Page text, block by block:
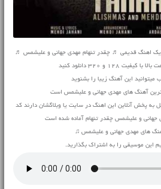
اهنگ قدیمی ♬ چقدر تنهام مهدی جهانی و علیشمس ♬
128 و 320 دانلود کنید
میتوانید این آهنگ زیبا را بشنوید
آهنگ های مهدی جهانی و علیشمس است
به پخش آنلاین این اهنگ در سایت یا وبلاگشان دارند کد
جهانی و علیشمس چقدر تنهام آماده شده است
های مهدی جهانی و علیشمس ♫
این موسیقی را به اشتراک بگذارید.